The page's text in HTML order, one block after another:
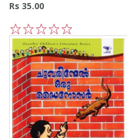
Rs 35.00
5
4
3
2
1